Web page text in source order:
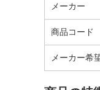
メーカー
商品コード
メーカー希